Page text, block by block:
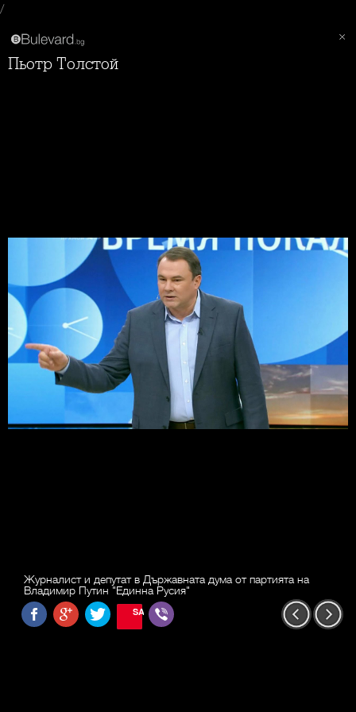
/
Пьотр Толстой
Журналист и депутат в Държавната дума от партията на
Владимир Путин "Единна Русия"
SAVE